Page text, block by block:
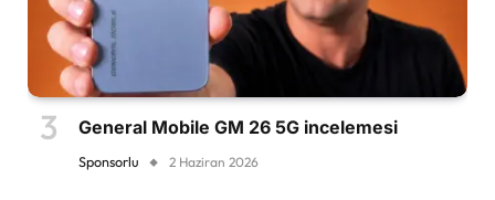
General Mobile GM 26 5G incelemesi
Sponsorlu 2 Haziran 2026